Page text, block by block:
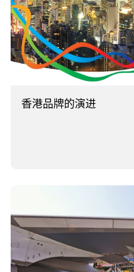
香港品牌的演进